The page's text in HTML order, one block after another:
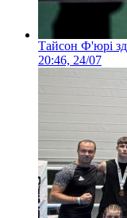
Тайсон Ф'юрі
20:46, 24/07